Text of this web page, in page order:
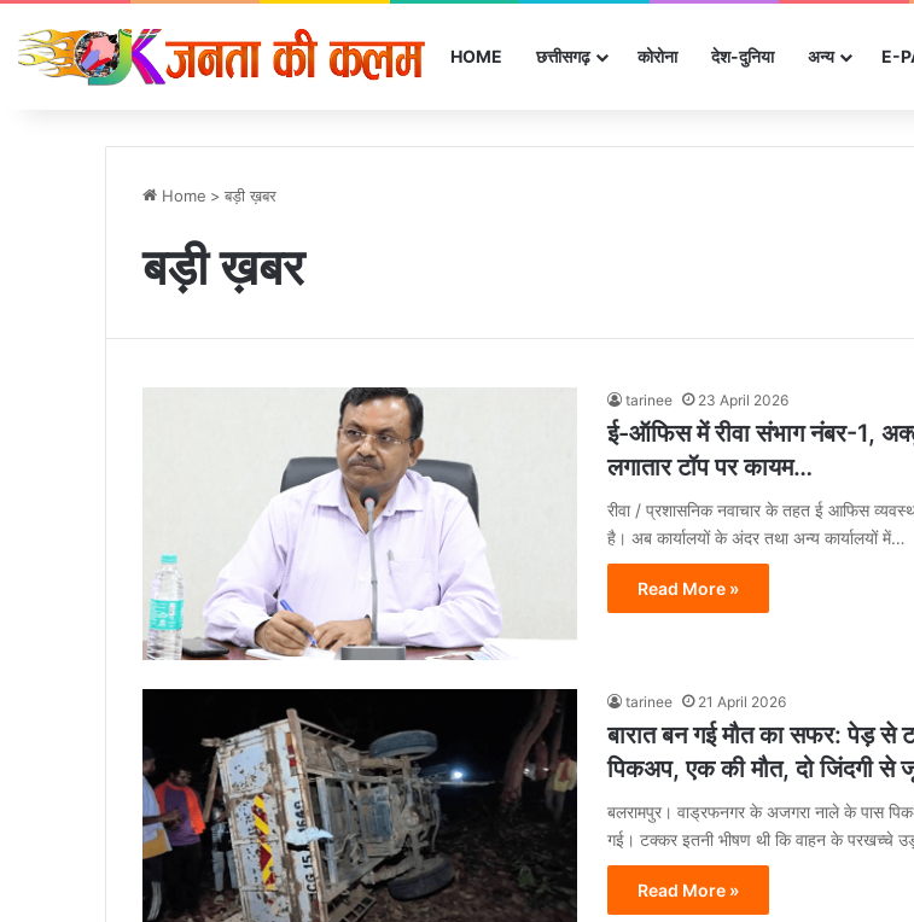
HOME छत्तीसगढ़ कोरोना देश-दुनिया अन्‍य E-
Home > बड़ी ख़बर
बड़ी ख़बर
tarinee 23 April 2026
ई-ऑफिस में रीवा संभाग नंबर-1,
लगातार टॉप पर कायम…
रीवा / प्रशासनिक नवाचार के तहत ई आफिस
है। अब कार्यालयों के अंदर तथा अन्य कार्यालयों में…
Read More »
tarinee 21 April 2026
बारात बन गई मौत का सफर: पेड़ से
पिकअप, एक की मौत, दो जिंदगी से
बलरामपुर। वाड्रफनगर के अजगरा नाले के पास
गई। टक्कर इतनी भीषण थी कि वाहन के परखच्चे
Read More »